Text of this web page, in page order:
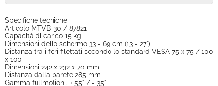
Specifiche tecniche
Articolo MTVB-30 / 87821
Capacità di carico 15 kg
Dimensioni dello schermo 33 - 69 cm (13 - 27")
Distanza tra i fori filettati secondo lo standard VESA 75 x 75 / 100
x 100
Dimensioni 242 x 232 x 70 mm
Distanza dalla parete 285 mm
Gamma fullmotion . + 55° / - 35°